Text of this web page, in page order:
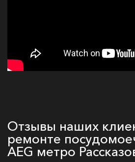
Отзывы наших
ремонте
AEG метро